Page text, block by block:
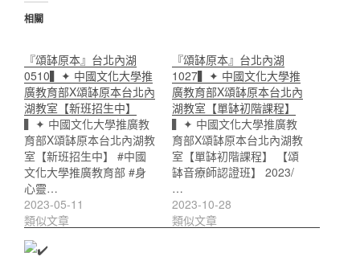
相關
『頌缽原本』台北內湖
0510▍✦ 中國文化大學推
廣教育部X頌缽原本台北內
湖教室【新班招生中】
▍✦ 中國文化大學推廣教
育部X頌缽原本台北內湖教
室【新班招生中】 #中國
文化大學推廣教育部 #身
心靈…
2023-05-11
類似文章
『頌缽原本』台北內湖
1027▍✦ 中國文化大學推
廣教育部X頌缽原本台北內
湖教室【單缽初階課程】
▍✦ 中國文化大學推廣教
育部X頌缽原本台北內湖教
室【單缽初階課程】 【頌
缽音療師認證班】 2023/
…
2023-10-28
類似文章